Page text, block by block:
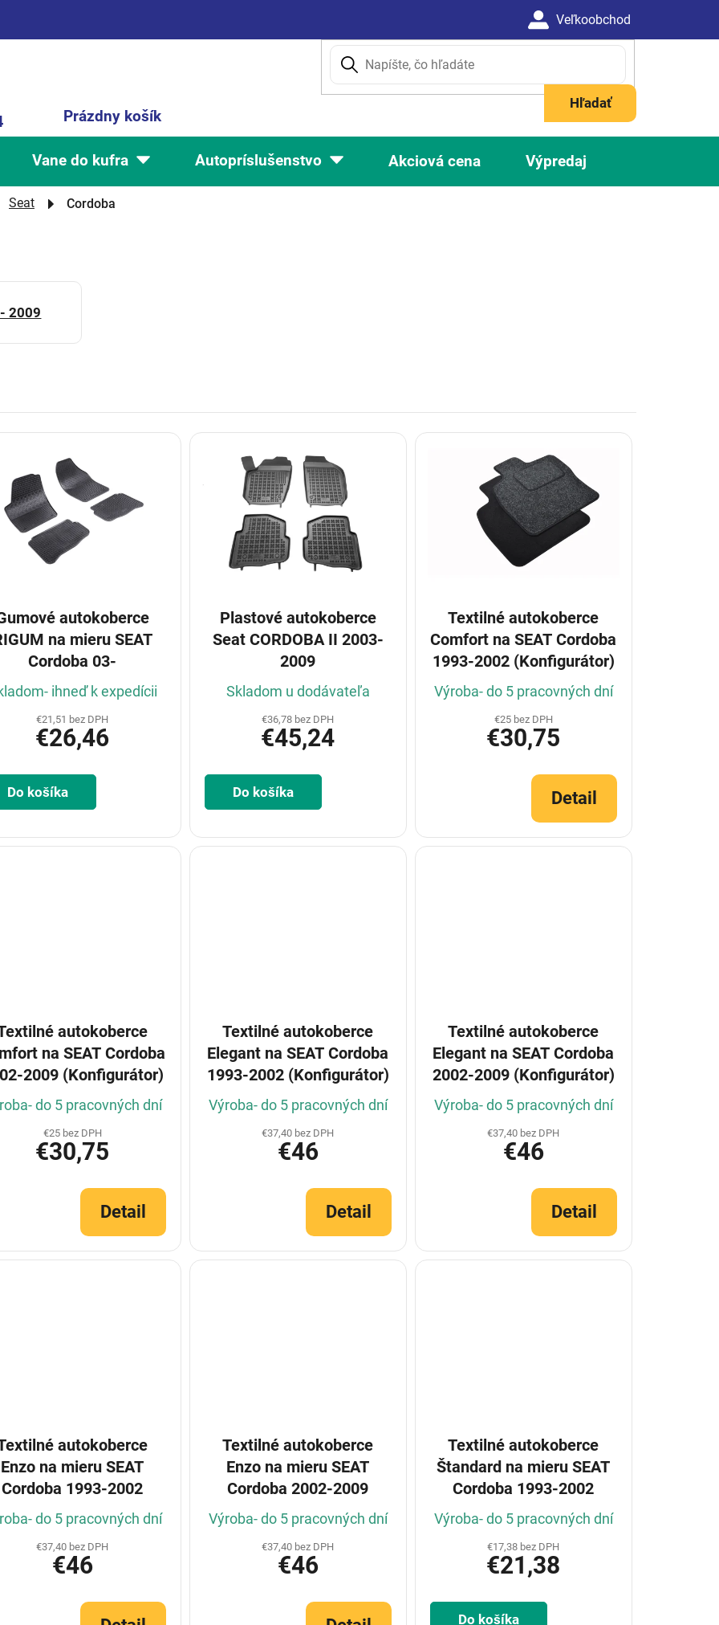
Hľadať
Nákupný
košík
Prázdny košík
Vane do kufra Autopríslušenstvo Akciová cena Výpredaj
Seat Cordoba
2009
autokoberce
na mieru SEAT
Cordoba 03-
ihneď k expedícii
€21,51 bez DPH
€26,46
Do košíka
Plastové autokoberce
Seat CORDOBA II 2003-
2009
Skladom u dodávateľa
€36,78 bez DPH
€45,24
Do košíka
Textilné autokoberce
Comfort na SEAT Cordoba
1993-2002 (Konfigurátor)
Výroba- do 5 pracovných dní
€25 bez DPH
€30,75
Detail
autokoberce
na SEAT Cordoba
2009 (Konfigurátor)
do 5 pracovných dní
€25 bez DPH
€30,75
Detail
Textilné autokoberce
Elegant na SEAT Cordoba
1993-2002 (Konfigurátor)
Výroba- do 5 pracovných dní
€37,40 bez DPH
€46
Detail
Textilné autokoberce
Elegant na SEAT Cordoba
2002-2009 (Konfigurátor)
Výroba- do 5 pracovných dní
€37,40 bez DPH
€46
Detail
autokoberce
Enzo na mieru SEAT
Cordoba 1993-2002
do 5 pracovných dní
€37,40 bez DPH
€46
Textilné autokoberce
Enzo na mieru SEAT
Cordoba 2002-2009
Výroba- do 5 pracovných dní
€37,40 bez DPH
€46
Textilné autokoberce
Štandard na mieru SEAT
Cordoba 1993-2002
Výroba- do 5 pracovných dní
€17,38 bez DPH
€21,38
Do košíka